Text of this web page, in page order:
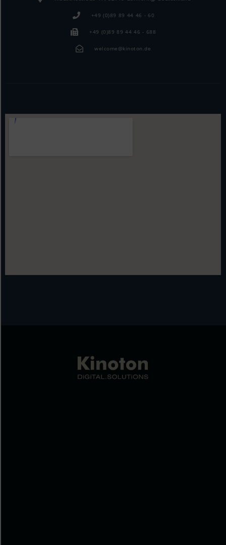
+49 (0)89 89 44 46 - 60
+49 (0)89 89 44 46 - 688
welcome@kinoton.de